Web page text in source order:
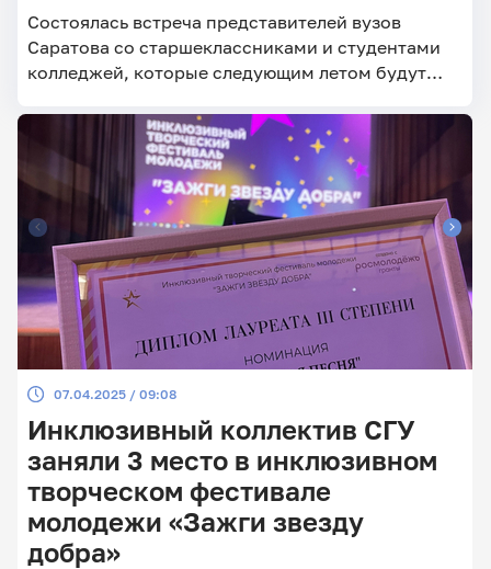
Состоялась встреча представителей вузов
Саратова со старшеклассниками и студентами
колледжей, которые следующим летом будут
07.04.2025 / 09:08
Инклюзивный коллектив СГУ
заняли 3 место в инклюзивном
творческом фестивале
молодежи «Зажги звезду
добра»